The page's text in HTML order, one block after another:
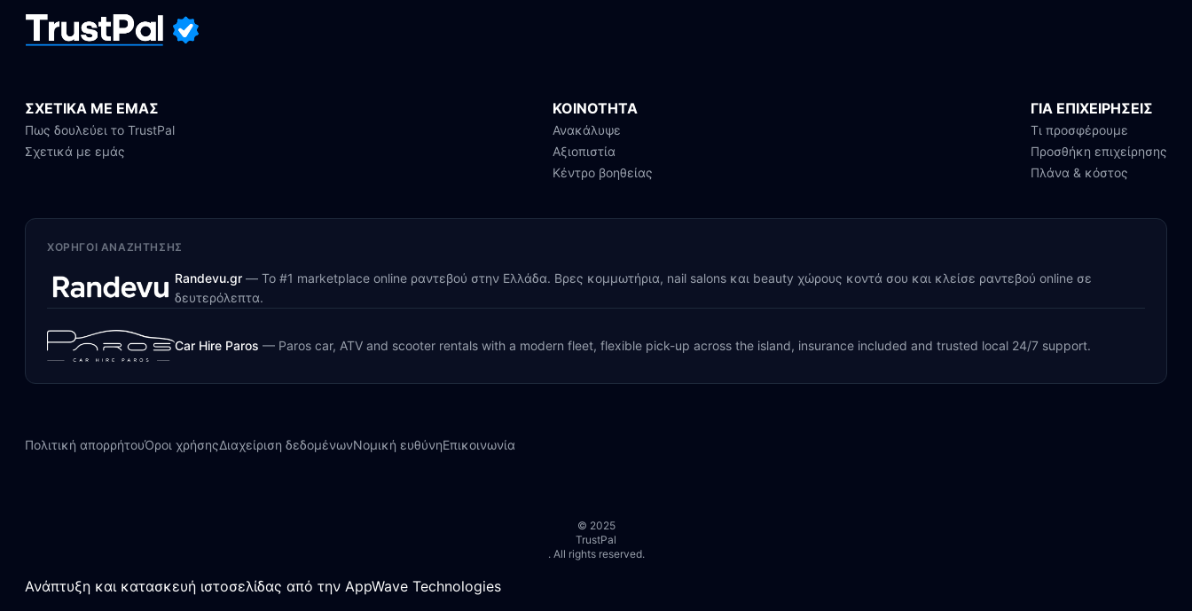
ΣΧΕΤΙΚΑ ΜΕ ΕΜΑΣ
Πως δουλεύει το TrustPal
Σχετικά με εμάς
ΚΟΙΝΟΤΗΤΑ
Ανακάλυψε
Αξιοπιστία
Κέντρο βοηθείας
ΓΙΑ ΕΠΙΧΕΙΡΗΣΕΙΣ
Τι προσφέρουμε
Προσθήκη επιχείρησης
Πλάνα & κόστος
ΧΟΡΗΓΟΊ ΑΝΑΖΉΤΗΣΗΣ
Randevu.gr — Το #1 marketplace online ραντεβού στην Ελλάδα. Βρες κομμωτήρια, nail salons και beauty χώρους κοντά σου και κλείσε ραντεβού online σε
δευτερόλεπτα.
Car Hire Paros — Paros car, ATV and scooter rentals with a modern fleet, flexible pick-up across the island, insurance included and trusted local 24/7 support.
Πολιτική απορρήτουΌροι χρήσηςΔιαχείριση δεδομένωνΝομική ευθύνηΕπικοινωνία
© 2025
TrustPal
. All rights reserved.
Ανάπτυξη και κατασκευή ιστοσελίδας από την AppWave Technologies